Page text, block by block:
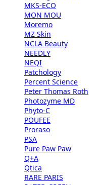
MKS-ECO
MON MOU
Moremo
MZ Skin
NCLA Beauty
NEEDLY
NEQI
Patchology
Percent Science
Peter Thomas Roth
Photozyme MD
Phyto-C
POUFEE
Proraso
PSA
Pure Paw Paw
Q+A
Qtica
RARE PARIS